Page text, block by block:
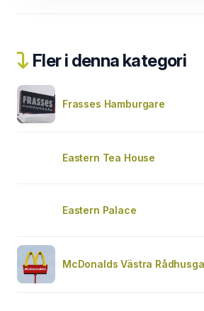
Fler i denna kategori
Frasses Hamburgare
Eastern Tea House
Eastern Palace
McDonalds Västra